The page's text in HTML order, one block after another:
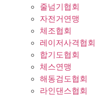
줄넘기협회
자전거연맹
체조협회
레이저사격협회
합기도협회
체스연맹
해동검도협회
라인댄스협회